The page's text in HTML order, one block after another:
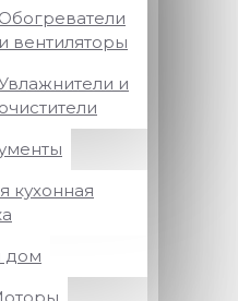
Обогреватели
и вентиляторы
и
очистители
кухонная
дом